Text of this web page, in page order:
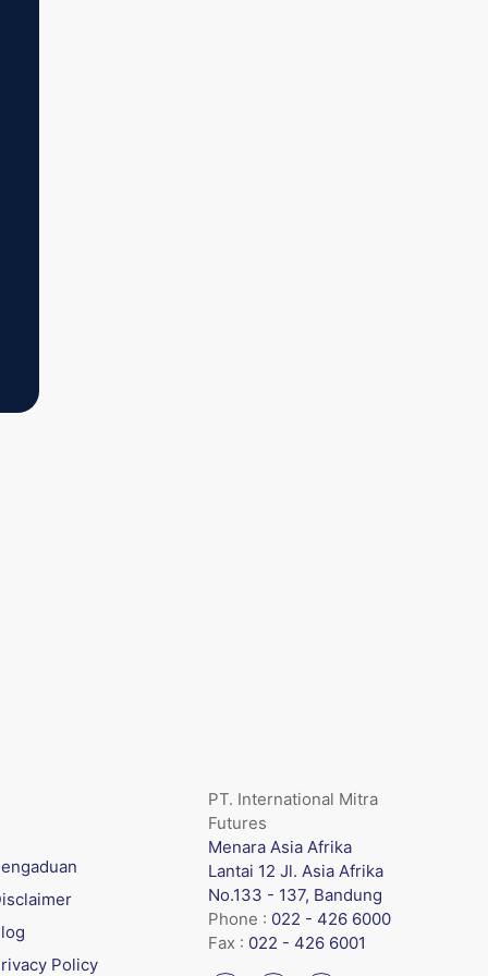
Policy
PT. International Mitra
Futures
Menara Asia Afrika
Lantai 12 Jl. Asia Afrika
No.133 - 137, Bandung
Phone : 022 - 426 6000
Fax : 022 - 426 6001